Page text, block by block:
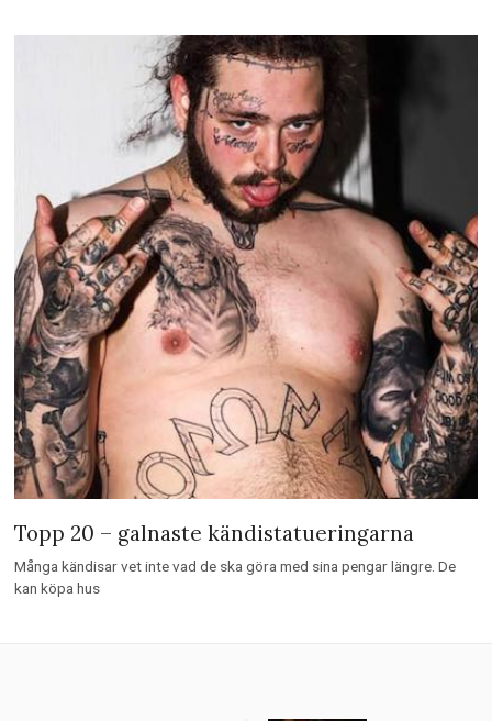
Topp 20 – galnaste kändistatueringarna
Många kändisar vet inte vad de ska göra med sina pengar längre. De
kan köpa hus